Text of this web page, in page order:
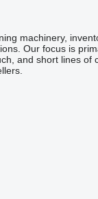
machinery,
Our focus is
and short lines